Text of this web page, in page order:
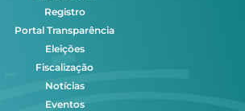
Registro
Portal Transparência
Eleições
Fiscalização
Notícias
Eventos